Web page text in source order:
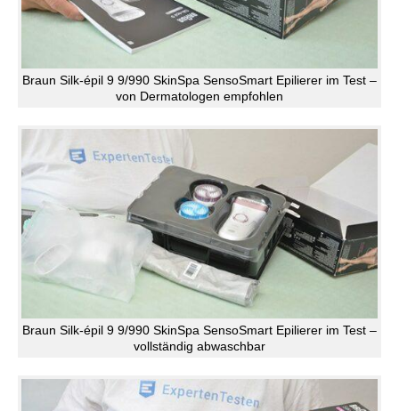
Braun Silk-épil 9 9/990 SkinSpa SensoSmart Epilierer im Test –
von Dermatologen empfohlen
Braun Silk-épil 9 9/990 SkinSpa SensoSmart Epilierer im Test –
vollständig abwaschbar